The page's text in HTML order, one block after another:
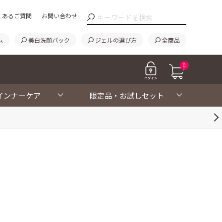
あるご質問 お問い合わせ
美白洗顔パック ジェルの選び方 全商品
0
ンナーケア 限定品・お試しセット